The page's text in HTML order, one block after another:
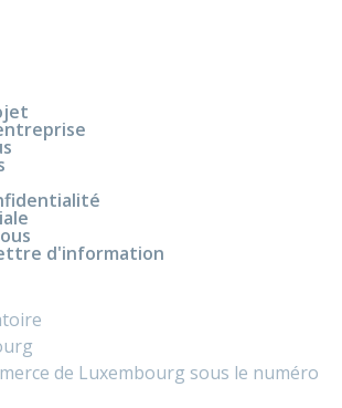
d'information
de Luxembourg sous le numéro